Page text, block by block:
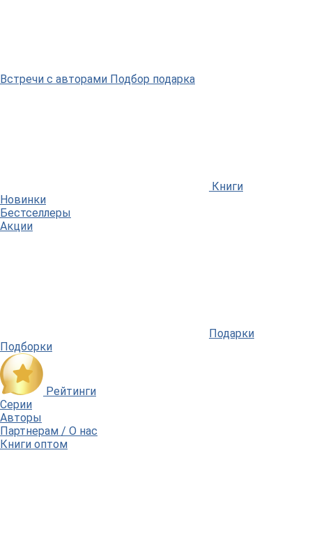
Встречи с авторами Подбор подарка
Книги
Новинки
Бестселлеры
Акции
Подарки
Подборки
Рейтинги
Серии
Авторы
Партнерам / О нас
Книги оптом